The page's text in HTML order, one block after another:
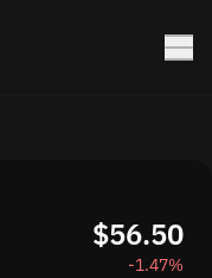
$56.50
-1.47%